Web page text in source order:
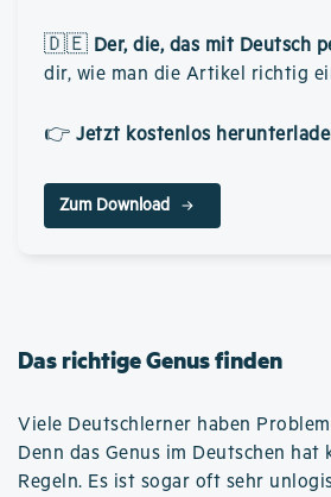
🇩🇪 Der, die, das mit Deutsch
dir, wie man die Artikel richtig
👉 Jetzt kostenlos
Zum Download
Das richtige Genus finden
Viele Deutschlerner haben
Denn das Genus im Deutschen hat
Regeln. Es ist sogar oft sehr